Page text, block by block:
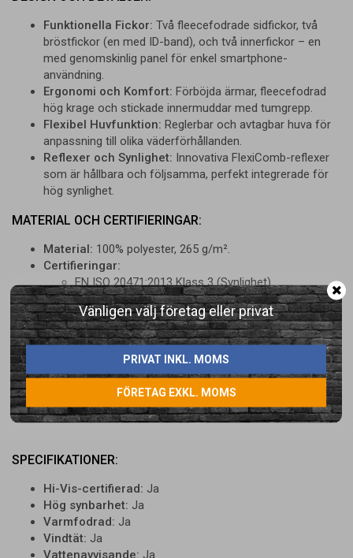
Vänligen välj företag eller privat
PRIVAT INKL. MOMS
FÖRETAG EXKL. MOMS
Funktionella Fickor: Två fleecefodrade sidfickor, två
bröstfickor (en med ID-band), och två innerfickor – en
med genomskinlig panel för enkel smartphone-
användning.
Ergonomi och Komfort: Förböjda ärmar, fleecefodrad
hög krage och stickade innermuddar med tumgrepp.
Flexibel Huvfunktion: Reglerbar och avtagbar huva för
anpassning till olika väderförhållanden.
Reflexer och Synlighet: Innovativa FlexiComb-reflexer
som är hållbara och följsamma, perfekt integrerade för
hög synlighet.
MATERIAL OCH CERTIFIERINGAR:
Material: 100% polyester, 265 g/m².
Certifieringar:
EN ISO 20471:2013 Klass 3 (Synlighet)
EN 342:2017 (Skydd mot kyla)
EN 343:2003+A1:2007 Klass 3,1 (Skydd mot regn)
Med vår Hi-Vis vinterjacka får du inte bara en pålitlig
arbetsjacka, utan också ett plagg som håller dig varm, torr och
synlig under de mest utmanande förhållandena. Kombinera
gärna med matchande byxa 189P för en komplett Hi-Vis-
lösning
SPECIFIKATIONER:
Hi-Vis-certifierad: Ja
Hög synbarhet: Ja
Varmfodrad: Ja
Vindtät: Ja
Vattenavvisande: Ja